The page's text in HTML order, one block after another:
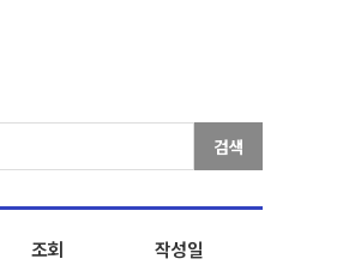
검색
조회 작성일